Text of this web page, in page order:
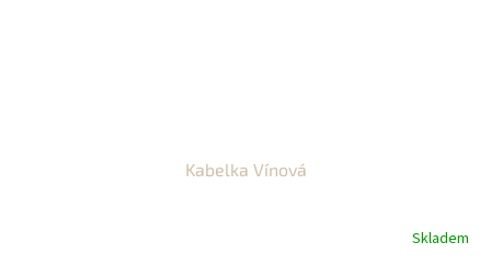
Kabelka Vínová
Skladem